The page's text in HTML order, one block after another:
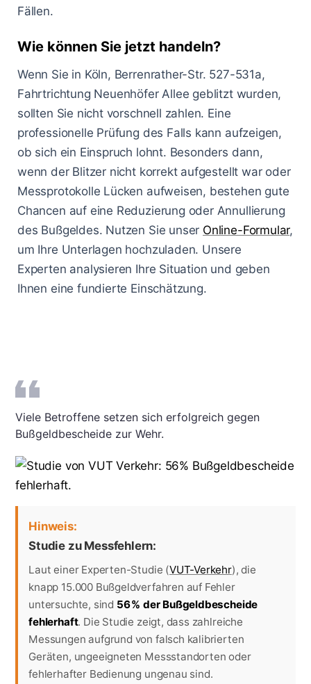
Fällen.
Wie können Sie jetzt handeln?
Wenn Sie in Köln, Berrenrather-Str. 527-531a,
Fahrtrichtung Neuenhöfer Allee geblitzt wurden,
sollten Sie nicht vorschnell zahlen. Eine
professionelle Prüfung des Falls kann aufzeigen,
ob sich ein Einspruch lohnt. Besonders dann,
wenn der Blitzer nicht korrekt aufgestellt war oder
Messprotokolle Lücken aufweisen, bestehen gute
Chancen auf eine Reduzierung oder Annullierung
des Bußgeldes. Nutzen Sie unser Online-Formular,
um Ihre Unterlagen hochzuladen. Unsere
Experten analysieren Ihre Situation und geben
Ihnen eine fundierte Einschätzung.
Viele Betroffene setzen sich erfolgreich gegen
Bußgeldbescheide zur Wehr.
Hinweis:
Studie zu Messfehlern:
Laut einer Experten-Studie (VUT-Verkehr), die
knapp 15.000 Bußgeldverfahren auf Fehler
untersuchte, sind 56 % der Bußgeldbescheide
fehlerhaft. Die Studie zeigt, dass zahlreiche
Messungen aufgrund von falsch kalibrierten
Geräten, ungeeigneten Messstandorten oder
fehlerhafter Bedienung ungenau sind.